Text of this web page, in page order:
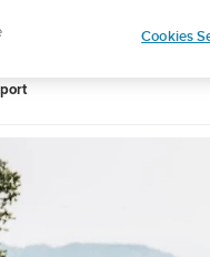
for runners Shop
Cookies